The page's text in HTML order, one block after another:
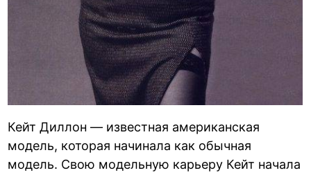
Кейт Диллон — известная американская
модель, которая начинала как обычная
модель. Свою модельную карьеру Кейт начала